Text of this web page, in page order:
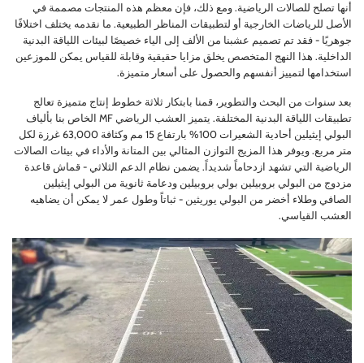
أنها تصلح للصالات الرياضية. ومع ذلك، فإن معظم هذه المنتجات مصممة في
الأصل للرياضات الخارجية أو لتطبيقات المناظر الطبيعية. ما نقدمه يختلف اختلافًا
جوهريًا - فقد تم تصميم عشبنا من الألف إلى الياء خصيصًا لبيئات اللياقة البدنية
الداخلية. هذا النهج المتخصص يخلق مزايا حقيقية وقابلة للقياس يمكن للموزعين
استخدامها لتمييز أنفسهم والحصول على أسعار متميزة.
بعد سنوات من البحث والتطوير، قمنا بابتكار ثلاثة خطوط إنتاج متميزة تعالج
تطبيقات اللياقة البدنية المختلفة. يتميز العشب الرياضي MF الخاص بنا بألياف
البولي إيثيلين أحادية الشعيرات 100% بارتفاع 15 مم وكثافة 63,000 غرزة لكل
متر مربع. ويوفر هذا المزيج التوازن المثالي بين المتانة والأداء في بيئات الصالات
الرياضية التي تشهد ازدحاماً شديداً. يضمن نظام الدعم الثلاثي - قماش قاعدة
مزدوج من البولي بروبيلين بولي بروبيلين ودعامة ثانوية من البولي إيثيلين
الصافي وطلاء أخضر من البولي يوريثين - ثباتاً وطول عمر لا يمكن أن يضاهيه
العشب القياسي.